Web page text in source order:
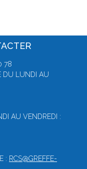
78
DU LUNDI AU
AU VENDREDI :
: RCS@GREFFE-